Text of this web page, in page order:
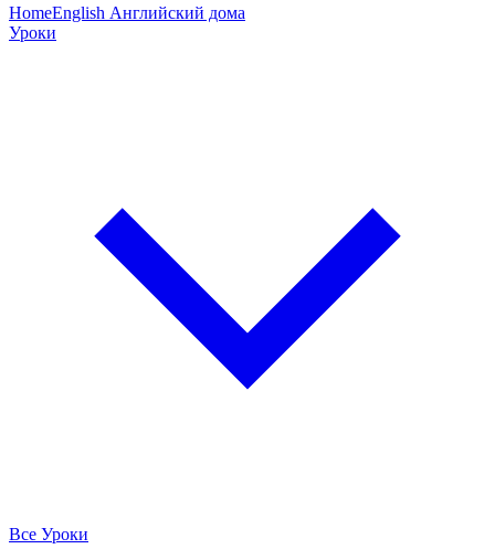
HomeEnglish Английский дома
Уроки
Все Уроки